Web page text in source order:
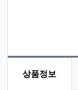
상품정보